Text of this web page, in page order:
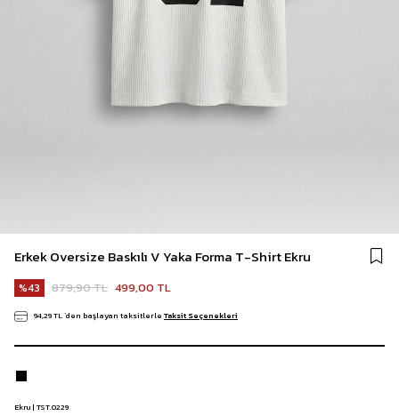
Erkek Oversize Baskılı V Yaka Forma T-Shirt Ekru
43 879,90 TL 499,00 TL
94,29 TL`den başlayan taksitlerle Taksit Seçenekleri
Ekru | TST.0229